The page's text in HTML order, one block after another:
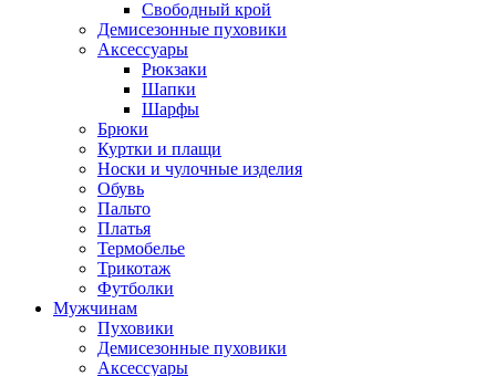
Свободный крой
Демисезонные пуховики
Аксессуары
Рюкзаки
Шапки
Шарфы
Брюки
Куртки и плащи
Носки и чулочные изделия
Обувь
Пальто
Платья
Термобелье
Трикотаж
Футболки
Мужчинам
Пуховики
Демисезонные пуховики
Аксессуары